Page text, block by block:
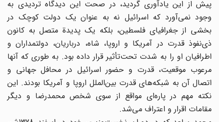
پیش از این یادآوری گردید، در صحت این دیدگاه تردیدی به
وجود نمی‌آورد که اسرائیل نه به عنوان یک دولت کوچک در
بخشی از جغرافیای فلسطین، بلکه یک پدیدة متصل به کانون
ذی‌نفوذ قدرت در آمریکا و اروپا، شاه، درباریان، دولتمداران و
اطرافیان او را به شدت تحت‌تأثیر قرار داده بود. به طوری که آنها
مرعوب موقعیت، قدرت و حضور اسرائیل در محافل جهانی و
اتصال آن به شبکه‌های قدرت بین‌الملل اروپا و آمریکا بودند. این
نکته مهم در پاره‌ای مواقع از سوی شخص محمدرضا و دیگر
مقامات اقرار و اعتراف می‌شد.